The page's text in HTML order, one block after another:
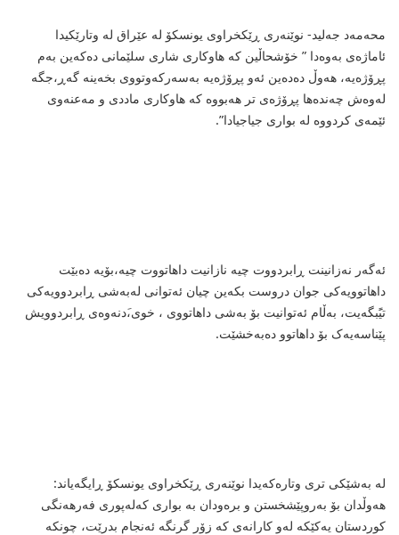
محه‌مه‌د جه‌لید- نوێنه‌ری ڕێکخراوی یونسکۆ له‌ عێراق له‌ وتارێکیدا
ئاماژه‌ی به‌وه‌دا ” خۆشحاڵین که‌ هاوکاری شاری سلێمانی ده‌که‌ین به‌م
پڕۆژه‌یه‌، هه‌وڵ ده‌ده‌ین ئه‌و پڕۆژه‌یه‌ به‌سه‌رکه‌وتووی بخه‌ینه‌ گه‌ڕ،جگه‌
له‌وه‌ش چه‌نده‌ها پڕۆژه‌ی تر هه‌بووه‌ که‌ هاوکاری ماددی و مه‌عنه‌وی
ئێمه‌ی کردووه‌ له‌ بواری جیاجیادا”.
ئه‌گه‌ر نه‌زانینت ڕابردووت چیه‌ نازانیت داهاتووت چیه‌،بۆیه‌ ده‌بێت
داهاتوویه‌کی جوان دروست بکه‌ین چیان ئه‌توانی له‌به‌شی ڕابردوویه‌کی
تیًَبگه‌یت، به‌ڵام ئه‌توانیت بۆ به‌شی داهاتووی ، خوی،َدنه‌وه‌ی ڕابردوویش
پێناسه‌یه‌ک بۆ داهاتوو ده‌به‌خشێت.
له‌ به‌شێکی تری وتاره‌که‌یدا نوێنه‌ری ڕێکخراوی یونسکۆ ڕایگه‌یاند:
هه‌وڵدان بۆ به‌روپێشخستن و بره‌ودان به‌ بواری که‌له‌پوری فه‌رهه‌نگی
کوردستان یه‌کێکه‌ له‌و کارانه‌ی که‌ زۆر گرنگه‌ ئه‌نجام بدرێت، چونکه‌